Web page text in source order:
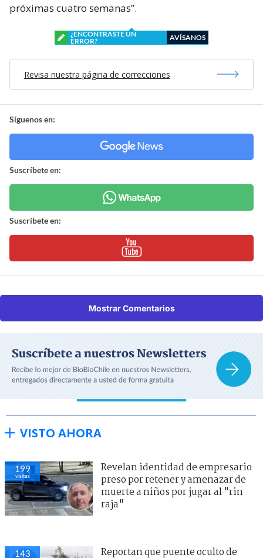
próximas cuatro semanas”.
¿ENCONTRASTE UN
ERROR?
AVÍSANOS
Revisa nuestra página de correcciones
Síguenos en:
Suscríbete en:
Suscríbete en:
Mostrar Comentarios
VISTO AHORA
199
visitas
Revelan identidad de empresario
preso por retener y amenazar de
muerte a niños por jugar al "rin
raja"
143
Reportan que puente oculto de